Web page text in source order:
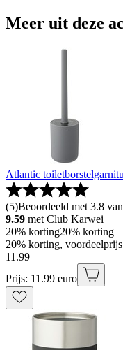
Meer uit deze
Atlantic
(5)Beoordeeld met 3.8
9.59 met Club Karwei
20% korting20% korting
20% korting,
11 .99
Prijs: 11.99 euro